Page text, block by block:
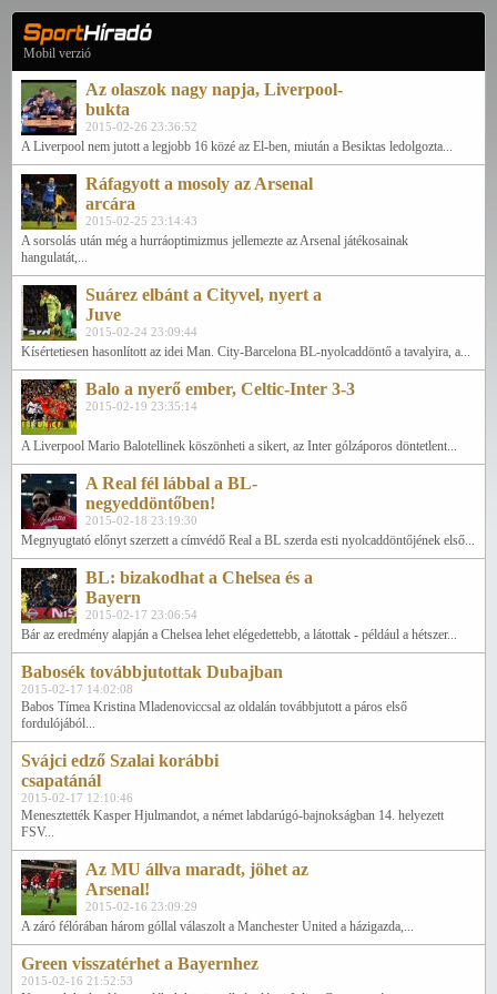
Mobil verzió
Az olaszok nagy napja, Liverpool-
bukta
2015-02-26 23:36:52
A Liverpool nem jutott a legjobb 16 közé az El-ben, miután a Besiktas ledolgozta...
Ráfagyott a mosoly az Arsenal
arcára
2015-02-25 23:14:43
A sorsolás után még a hurráoptimizmus jellemezte az Arsenal játékosainak
hangulatát,...
Suárez elbánt a Cityvel, nyert a
Juve
2015-02-24 23:09:44
Kísértetiesen hasonlított az idei Man. City-Barcelona BL-nyolcaddöntő a tavalyira, a...
Balo a nyerő ember, Celtic-Inter 3-3
2015-02-19 23:35:14
A Liverpool Mario Balotellinek köszönheti a sikert, az Inter gólzáporos döntetlent...
A Real fél lábbal a BL-
negyeddöntőben!
2015-02-18 23:19:30
Megnyugtató előnyt szerzett a címvédő Real a BL szerda esti nyolcaddöntőjének első...
BL: bizakodhat a Chelsea és a
Bayern
2015-02-17 23:06:54
Bár az eredmény alapján a Chelsea lehet elégedettebb, a látottak - például a hétszer...
Babosék továbbjutottak Dubajban
2015-02-17 14:02:08
Babos Tímea Kristina Mladenoviccsal az oldalán továbbjutott a páros első
fordulójából...
Svájci edző Szalai korábbi
csapatánál
2015-02-17 12:10:46
Menesztették Kasper Hjulmandot, a német labdarúgó-bajnokságban 14. helyezett
FSV...
Az MU állva maradt, jöhet az
Arsenal!
2015-02-16 23:09:29
A záró félórában három góllal válaszolt a Manchester United a házigazda,...
Green visszatérhet a Bayernhez
2015-02-16 21:52:53